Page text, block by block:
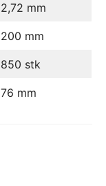
2,72 mm
200 mm
850 stk
76 mm